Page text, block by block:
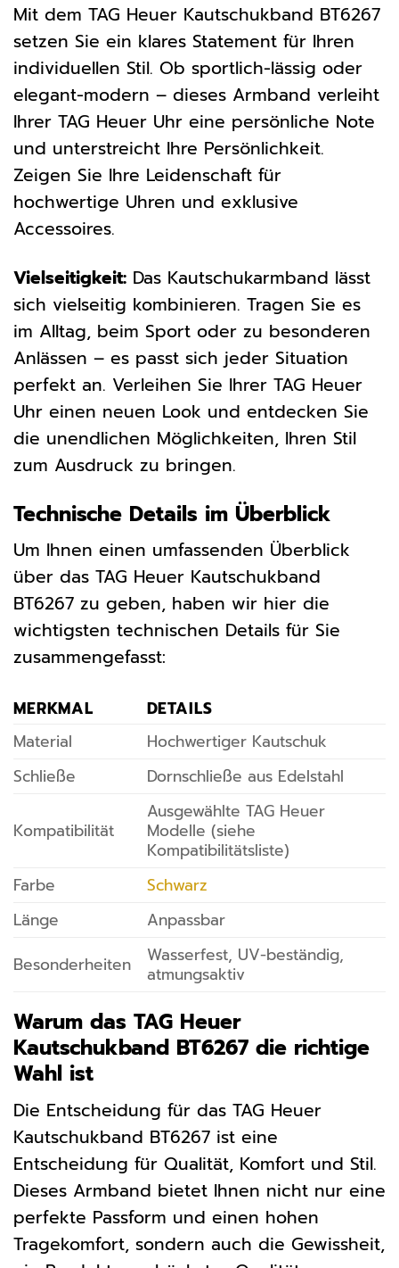
Mit dem TAG Heuer Kautschukband BT6267
setzen Sie ein klares Statement für Ihren
individuellen Stil. Ob sportlich-lässig oder
elegant-modern – dieses Armband verleiht
Ihrer TAG Heuer Uhr eine persönliche Note
und unterstreicht Ihre Persönlichkeit.
Zeigen Sie Ihre Leidenschaft für
hochwertige Uhren und exklusive
Accessoires.
Vielseitigkeit: Das Kautschukarmband lässt
sich vielseitig kombinieren. Tragen Sie es
im Alltag, beim Sport oder zu besonderen
Anlässen – es passt sich jeder Situation
perfekt an. Verleihen Sie Ihrer TAG Heuer
Uhr einen neuen Look und entdecken Sie
die unendlichen Möglichkeiten, Ihren Stil
zum Ausdruck zu bringen.
Technische Details im Überblick
Um Ihnen einen umfassenden Überblick
über das TAG Heuer Kautschukband
BT6267 zu geben, haben wir hier die
wichtigsten technischen Details für Sie
zusammengefasst:
MERKMAL
DETAILS
Material
Hochwertiger Kautschuk
Schließe
Dornschließe aus Edelstahl
Kompatibilität
Ausgewählte TAG Heuer
Modelle (siehe
Kompatibilitätsliste)
Farbe
Schwarz
Länge
Anpassbar
Besonderheiten
Wasserfest, UV-beständig,
atmungsaktiv
Warum das TAG Heuer
Kautschukband BT6267 die richtige
Wahl ist
Die Entscheidung für das TAG Heuer
Kautschukband BT6267 ist eine
Entscheidung für Qualität, Komfort und Stil.
Dieses Armband bietet Ihnen nicht nur eine
perfekte Passform und einen hohen
Tragekomfort, sondern auch die Gewissheit,